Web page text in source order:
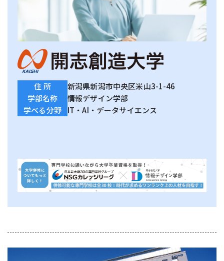
住 所
新潟県新潟市中央区米山3-1-46
学部名称
情報デザイン学部
学べる分野
IT・AI・データサイエンス